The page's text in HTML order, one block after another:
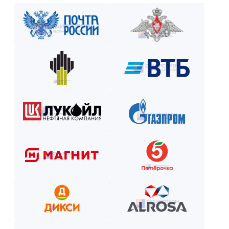
Закажите лестницу или ограждение с удобной схемой
Рассчитаем стоимость, подберём вариант расчёта и начнём
Как оплатить? Пошаговая инструкция
Оставьте заявку на сайте или по телефону.
Получите смету и договор.
Выберите способ оплаты из предложенных.
Отслеживайте этапы производства и монтажа.
Оплатите остаток после приёмки —
и наслаждайтесь новой конструкцией!